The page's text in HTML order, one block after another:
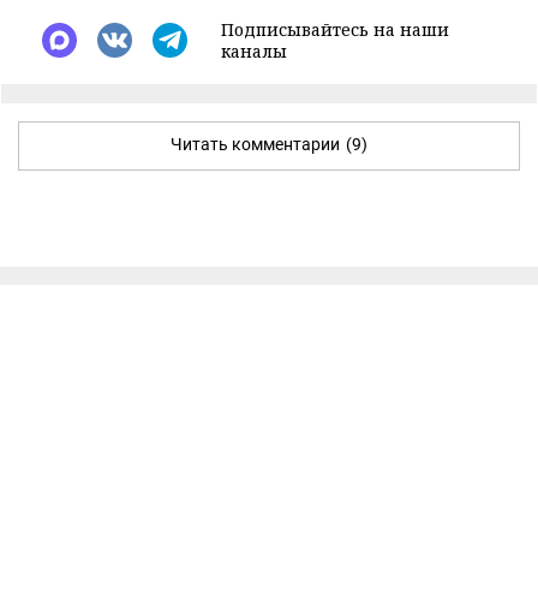
Подписывайтесь на наши
каналы
Читать комментарии (9)